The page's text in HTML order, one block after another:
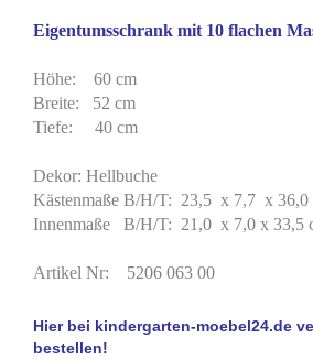
Eigentumsschrank mit 10 flachen
Höhe: 60 cm
Breite: 52 cm
Tiefe: 40 cm
Dekor: Hellbuche
Kästenmaße B/H/T: 23,5 x 7,7 x 36,0
Innenmaße B/H/T: 21,0 x 7,0 x 33,5
Artikel Nr: 5206 063
Hier bei kindergarten-moebel24.de
bestellen!